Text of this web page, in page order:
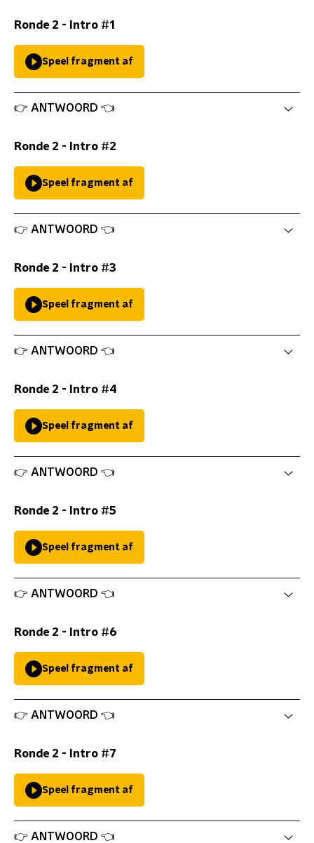
Ronde 2 - Intro #1
Speel fragment af
👉 ANTWOORD 👈
Ronde 2 - Intro #2
Speel fragment af
👉 ANTWOORD 👈
Ronde 2 - Intro #3
Speel fragment af
👉 ANTWOORD 👈
Ronde 2 - Intro #4
Speel fragment af
👉 ANTWOORD 👈
Ronde 2 - Intro #5
Speel fragment af
👉 ANTWOORD 👈
Ronde 2 - Intro #6
Speel fragment af
👉 ANTWOORD 👈
Ronde 2 - Intro #7
Speel fragment af
👉 ANTWOORD 👈